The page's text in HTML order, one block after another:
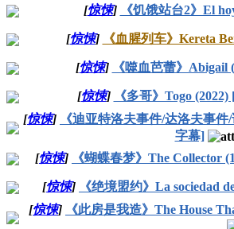
[惊悚] 《饥饿站台2》El
[惊悚] 《血腥列车》Kereta
[惊悚] 《噬血芭蕾》Abigail
[惊悚]
《多哥》Togo
[惊悚]
《迪亚特洛夫事件/达洛夫事件
字幕]
[惊悚] 《蝴蝶春梦》The Collector
[惊悚]
《绝境盟约》La sociedad
[惊悚]
《此房是我造》The House